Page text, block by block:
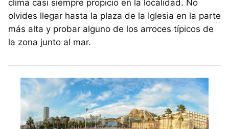
clima casi siempre propicio en la localidad. No
olvides llegar hasta la plaza de la Iglesia en la parte
más alta y probar alguno de los arroces típicos de
la zona junto al mar.